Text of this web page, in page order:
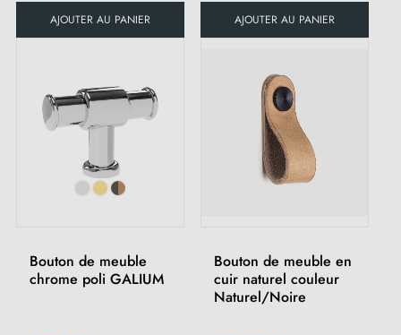
AJOUTER AU PANIER AJOUTER AU PANIER
Bouton de meuble
chrome poli GALIUM
Bouton de meuble en
cuir naturel couleur
Naturel/Noire